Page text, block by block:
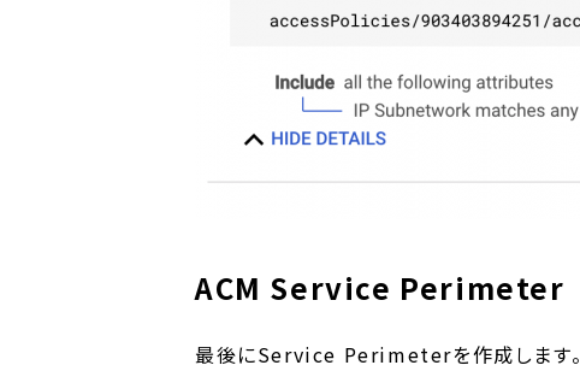
ACM Service Perimeter
最後にService Perimeterを作成します。